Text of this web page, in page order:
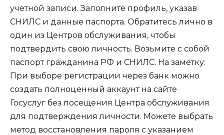
учетной записи. Заполните профиль, указав
СНИЛС и данные паспорта. Обратитесь лично в
один из Центров обслуживания, чтобы
подтвердить свою личность. Возьмите с собой
паспорт гражданина РФ и СНИЛС. На заметку:
При выборе регистрации через банк можно
создать полноценный аккаунт на сайте
Госуслуг без посещения Центра обслуживания
для подтверждения личности. Можете выбрать
метод восстановления пароля с указанием